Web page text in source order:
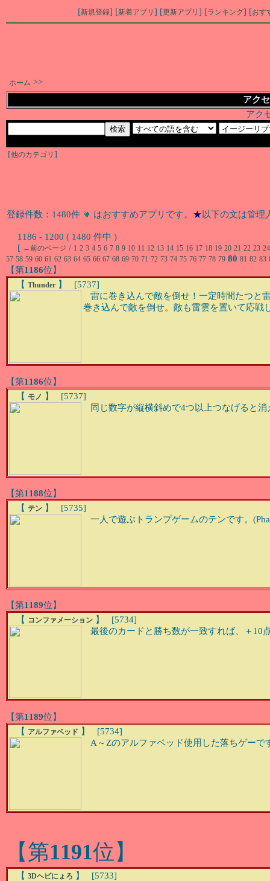
[新規登録] [新着アプリ ] [更新アプリ ] [ランキング] [おす
ホーム >>
アク
アク
[他のカテゴリ ]
登録件数：1480件 はおすすめアプリです。 ★以下の文は管理
1186 - 1200 ( 1480 件中 )
[ ←前のページ / 1 2 3 4 5 6 7 8 9 10 11 12 13 14 15 16 17 18 19 20 21 22 23 24
57 58 59 60 61 62 63 64 65 66 67 68 69 70 71 72 73 74 75 76 77 78 79 80 81 82 83
【第1186位】
【 Thunder 】 [5737]
雷に巻き込んで敵を倒せ！一定時間たつと
巻き込んで敵を倒せ。敵も雷雲を置いて応戦
【第1186位】
【 モノ
】 [5737]
同じ数字が縦横斜めで4つ以上つなげると消
【第1188位】
【 テン 】 [5735]
一人で遊ぶトランプゲームのテンです。
【第1189位】
【
コンファメーション 】 [5734]
最後のカードと勝ち数が一致すれば、＋10
【第1189位】
【 アルファベッド 】 [5734]
A～Zのアルファベッド使用した落ちゲーで
【第1191位】
【 3Dヘビにょろ 】 [5733]